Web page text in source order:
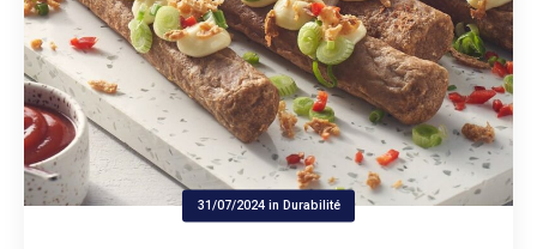
31/07/2024in Durabilité